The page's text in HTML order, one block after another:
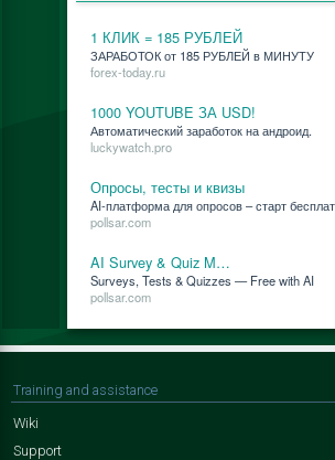
1 КЛИК = 185 РУБЛЕЙ
ЗАРАБОТОК от 185 РУБЛЕЙ в МИНУТУ
forex-today.ru
1000 YOUTUBE ЗА USD!
Ав­то­ма­ти­че­ский за­ра­бо­ток на ан­дро­ид.
luckywatch.pro
Опросы, тесты и квизы
AI-плат­фор­ма для опро­сов – старт
pollsar.com
AI Survey & Quiz M…
Surveys, Tests & Quizzes — Free with AI
pollsar.com
Training and assistance
Wiki
Support